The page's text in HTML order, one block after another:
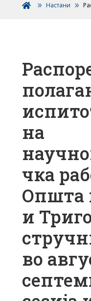
 Настани
на
чка
Општа
и
во